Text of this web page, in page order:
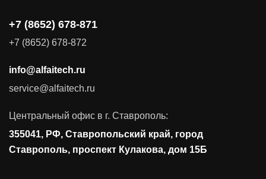
Поставка продуктов для резервного копирования данных
Соответствие требованиям и стандартам
Антивирусная защита
Управление доступом
Сетевая безопасность
+7 (8652) 678-871
+7 (8652) 678-872
info@alfaitech.ru
service@alfaitech.ru
Центральный офис в г. Ставрополь:
355041, РФ, Ставропольский край, город
Ставрополь, проспект Кулакова, дом 15Б